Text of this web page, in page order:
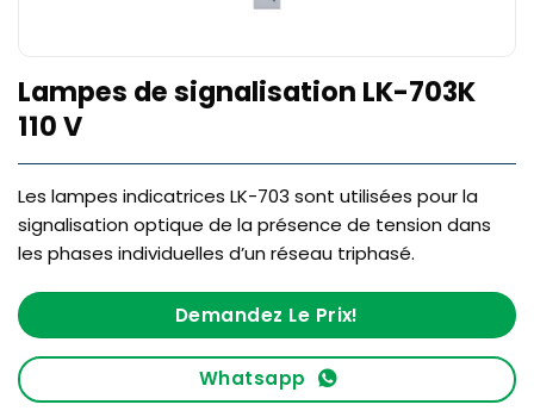
Lampes de signalisation LK-703K
110 V
Les lampes indicatrices LK-703 sont utilisées pour la
signalisation optique de la présence de tension dans
les phases individuelles d’un réseau triphasé.
Demandez Le Prix!
Whatsapp